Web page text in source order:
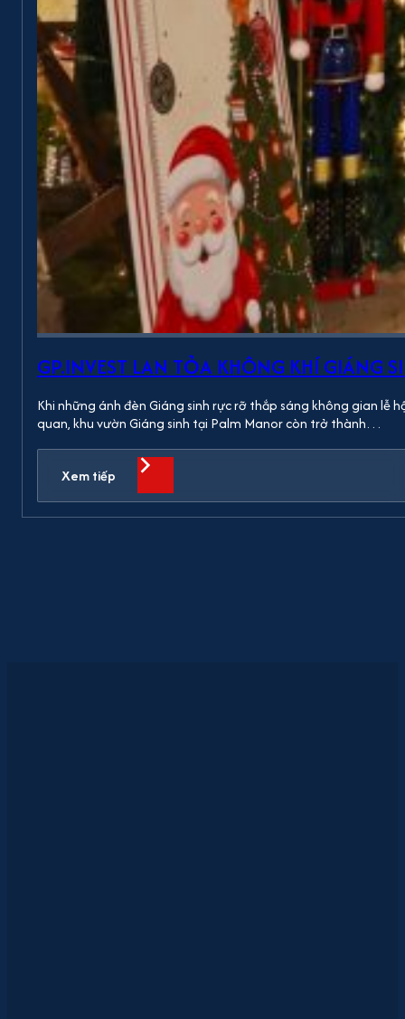
GP.INVEST LAN TỎA KHÔNG KHÍ GIÁNG
Khi những ánh đèn Giáng sinh rực rỡ thắp sáng không gian lễ
quan, khu vườn Giáng sinh tại Palm Manor còn trở thành…
Xem tiếp